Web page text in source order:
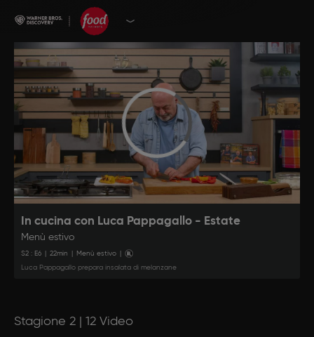
In cucina con Luca Pappagallo - Estate
Menù estivo
S2 : E6 22min Menù estivo
Luca Pappagallo prepara insalata di melanzane
Stagione 2 | 12 Video